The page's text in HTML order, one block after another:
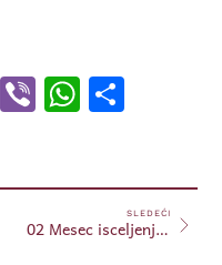
Pinterest
Viber
SLEDEĆI
02 Mesec isceljenja 2024 – (Put ka prosvetljenju)